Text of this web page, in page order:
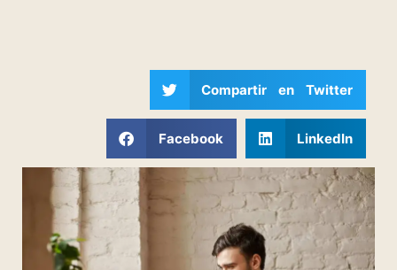
Compartir en Twitter
Facebook LinkedIn